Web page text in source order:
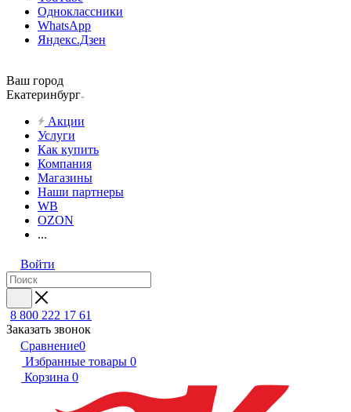
Одноклассники
WhatsApp
Яндекс.Дзен
Ваш город
Екатеринбург
Акции
Услуги
Как купить
Компания
Магазины
Наши партнеры
WB
OZON
...
Войти
8 800 222 17 61
Заказать звонок
Сравнение0
Избранные товары 0
Корзина 0